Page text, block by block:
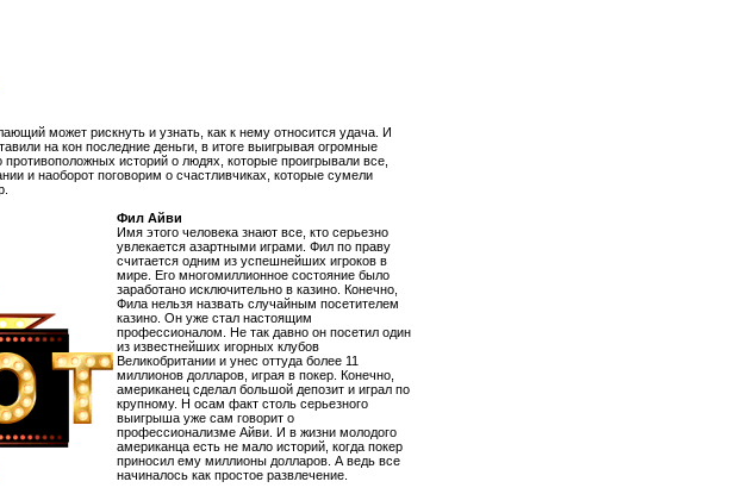
может рискнуть и узнать, как к нему относится удача. И
на кон последние деньги, в итоге выигрывая огромные
историй о людях, которые проигрывали все,
и наоборот поговорим о счастливчиках, которые сумели
Фил Айви
Имя этого человека знают все, кто серьезно
увлекается азартными играми. Фил по праву
считается одним из успешнейших игроков в
мире. Его многомиллионное состояние было
заработано исключительно в казино. Конечно,
Фила нельзя назвать случайным посетителем
казино. Он уже стал настоящим
профессионалом. Не так давно он посетил один
из известнейших игорных клубов
Великобритании и унес оттуда более 11
миллионов долларов, играя в покер. Конечно,
американец сделал большой депозит и играл по
крупному. Н осам факт столь серьезного
выигрыша уже сам говорит о
профессионализме Айви. И в жизни молодого
американца есть не мало историй, когда покер
приносил ему миллионы долларов. А ведь все
начиналось как простое развлечение.